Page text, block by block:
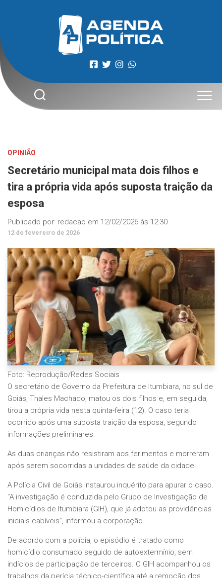
OPINIÃO
Secretário municipal mata dois filhos e
tira a própria vida após suposta traição da
esposa
Publicado por: redacao em 12/02/2026 às 12:30
12 de fevereiro de 2026
Foto: Reprodução/Redes Sociais
O secretário de Governo da Prefeitura de Itumbiara, no sul de
Goiás, Thales Machado, matou os dois filhos e, em seguida,
tirou a própria vida nesta quinta-feira (12). O caso teria
ocorrido após uma suposta traição da esposa, segundo
informações preliminares.
As duas crianças não resistiram aos ferimentos e morreram
após serem socorridas a unidades de saúde da cidade.
A Polícia Civil de Goiás instaurou inquérito para apurar o caso.
“A investigação é conduzida pelo Grupo de Investigação de
Homicídios de Itumbiara (GIH), que já adotou as providências
iniciais cabíveis”, informou a corporação.
De acordo com a polícia, o episódio é tratado como
homicídio consumado seguido de autoextermínio, sem
indícios de participação de terceiros. O GIH acompanhou os
trabalhos da perícia técnico-científica até a remoção dos